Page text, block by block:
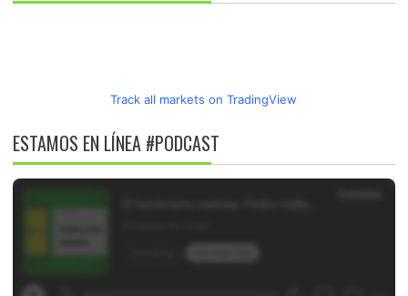
Track all markets on TradingView
ESTAMOS EN LÍNEA #PODCAST